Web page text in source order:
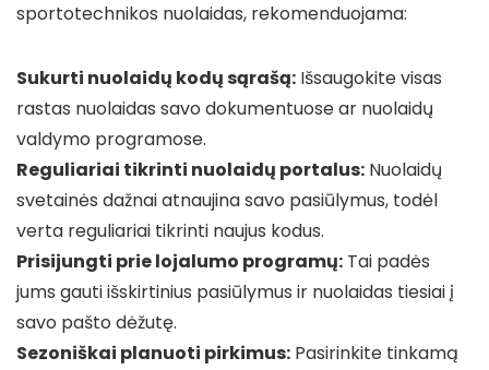
sportotechnikos nuolaidas, rekomenduojama:
Sukurti nuolaidų kodų sąrašą: Išsaugokite visas
rastas nuolaidas savo dokumentuose ar nuolaidų
valdymo programose.
Reguliariai tikrinti nuolaidų portalus: Nuolaidų
svetainės dažnai atnaujina savo pasiūlymus, todėl
verta reguliariai tikrinti naujus kodus.
Prisijungti prie lojalumo programų: Tai padės
jums gauti išskirtinius pasiūlymus ir nuolaidas tiesiai į
savo pašto dėžutę.
Sezoniškai planuoti pirkimus: Pasirinkite tinkamą